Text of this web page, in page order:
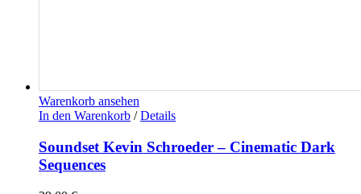
Warenkorb ansehen
In den Warenkorb / Details
Soundset Kevin Schroeder – Cinematic Dark
Sequences